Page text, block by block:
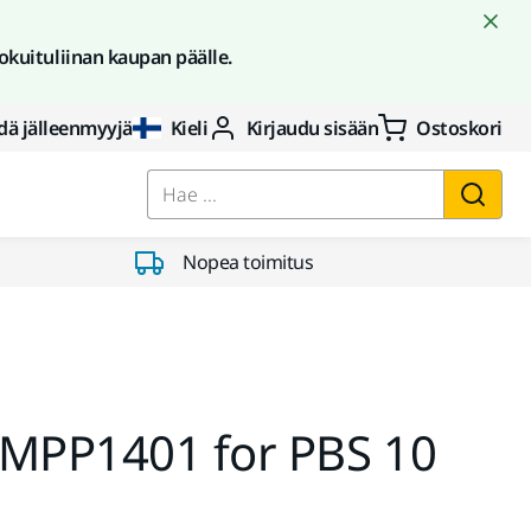
kaupan päälle.
jälleenmyyjä Kieli Kirjaudu sisään Ostoskori
Hae ...
Nopea toimitus
for PBS 10